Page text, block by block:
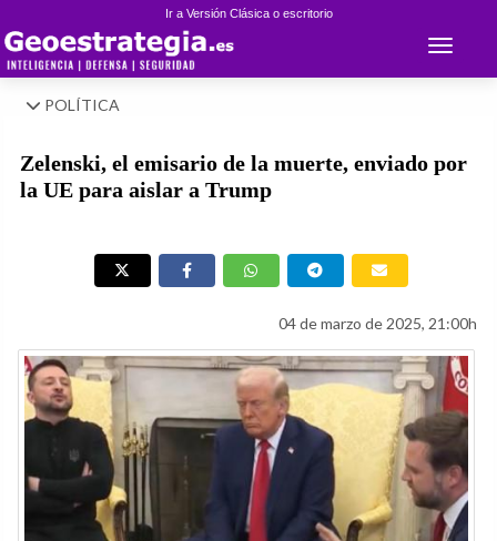
Ir a Versión Clásica o escritorio
Toggle
POLÍTICA
Zelenski, el emisario de la muerte, enviado por
la UE para aislar a Trump
04 de marzo de 2025, 21:00h